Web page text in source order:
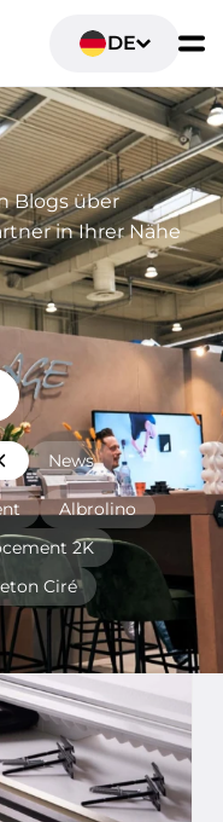
DE
Blogs über
in Ihrer Nähe
News
Albrolino
2K
Ciré